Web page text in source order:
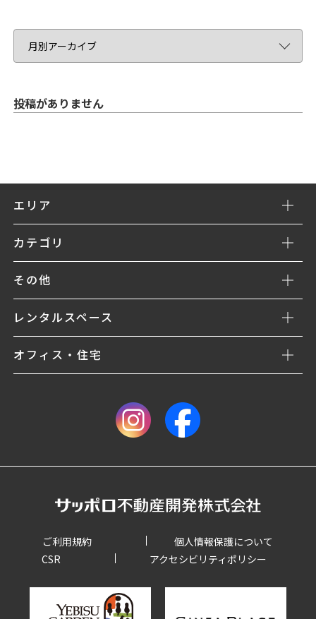
投稿がありません
エリア
カテゴリ
その他
レンタルスペース
オフィス・住宅
ご利用規約
個人情報保護について
CSR
アクセシビリティポリシー